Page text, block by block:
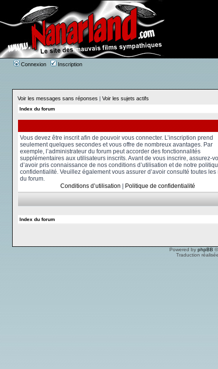
Connexion Inscription
Voir les messages sans réponses | Voir les sujets actifs
Index du forum
Vous devez être inscrit afin de pouvoir vous connecter. L’inscription prend
seulement quelques secondes et vous offre de nombreux avantages. Par
exemple, l’administrateur du forum peut accorder des fonctionnalités
supplémentaires aux utilisateurs inscrits. Avant de vous inscrire, assurez-
d’avoir pris connaissance de nos conditions d’utilisation et de notre
confidentialité. Veuillez également vous assurer d’avoir consulté toutes les
du forum.
Conditions d’utilisation
Politique de confidentialité
Index du forum
Powered byphpBB©
Traduction